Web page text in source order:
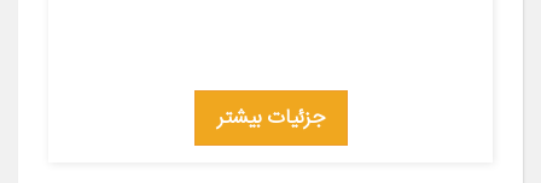
جزئیات بیشتر